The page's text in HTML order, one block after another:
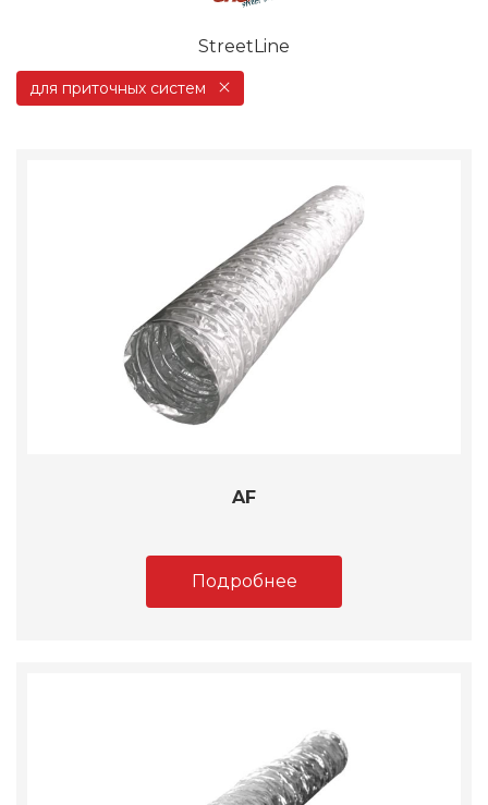
StreetLine
для приточных систем
AF
Подробнее